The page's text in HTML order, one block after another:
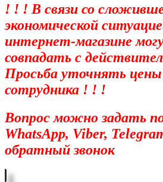
! ! ! В связи со
экономической
интернет-магазине
совпадать с
Просьба уточнять
сотрудника ! ! !
Вопрос можно задать
WhatsApp, Viber,
обратный звонок